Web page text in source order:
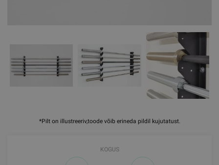
*Pilt on illustreeriv,toode võib erineda pildil kujutatust.
KOGUS